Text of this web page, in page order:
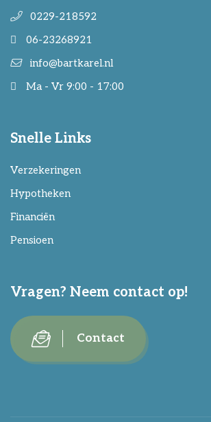
0229-218592
06-23268921
info@bartkarel.nl
Ma - Vr 9:00 - 17:00
Snelle Links
Verzekeringen
Hypotheken
Financiën
Pensioen
Vragen? Neem contact op!
Contact